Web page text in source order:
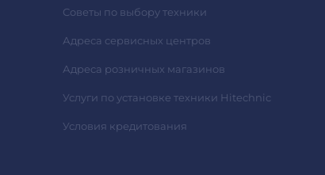
Советы по выбору техники
Адреса сервисных центров
Адреса розничных магазинов
Услуги по установке техники Hitechnic
Условия кредитования